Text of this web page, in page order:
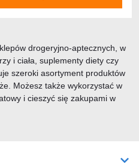
drogeryjno-aptecznych, w
i ciała, suplementy diety czy
szeroki asortyment produktów
Możesz także wykorzystać w
i cieszyć się zakupami w